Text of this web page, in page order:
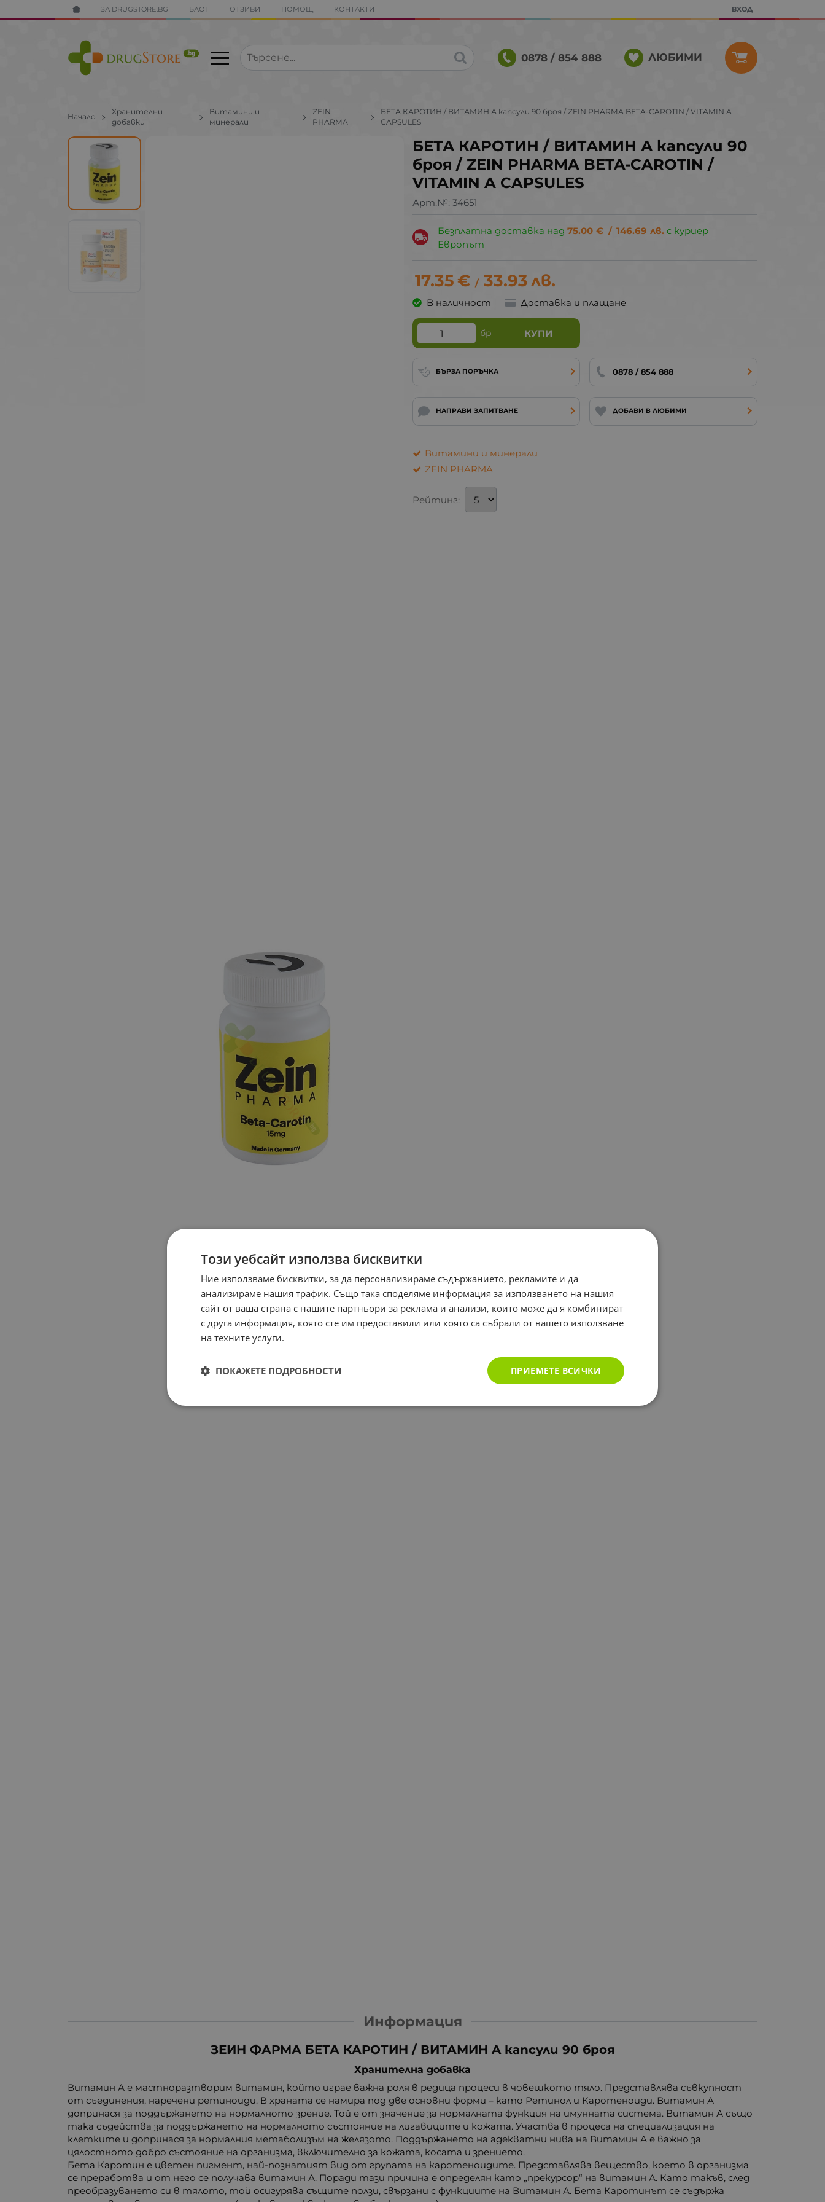
ЗА DRUGSTORE.BG БЛОГ ОТЗИВИ ПОМОЩ КОНТАКТИ ВХОД
0878 / 854 888 ЛЮБИМИ
Начало
Хранителни
добавки
Витамини и
минерали
ZEIN
PHARMA
БЕТА КАРОТИН / ВИТАМИН А капсули 90 броя / ZEIN PHARMA BETA-CAROTIN / VITAMIN A
CAPSULES
БЕТА КАРОТИН / ВИТАМИН А капсули 90
броя / ZEIN PHARMA BETA-CAROTIN /
VITAMIN A CAPSULES
Арт.№: 34651
Безплатна доставка над75.00 € / 146.69 лв. с куриер
Европът
17.35€ / 33.93лв.
В наличност Доставка и плащане
бр КУПИ
БЪРЗА ПОРЪЧКА 0878 / 854 888
НАПРАВИ ЗАПИТВАНЕ ДОБАВИ В ЛЮБИМИ
Витамини и минерали
ZEIN PHARMA
Рейтинг:
Информация
ЗЕИН ФАРМА БЕТА КАРОТИН / ВИТАМИН A капсули 90 броя
Хранителна добавка
Витамин А е мастноразтворим витамин, който играе важна роля в редица процеси в човешкото тяло. Представлява съвкупност
от съединения, наречени ретиноиди. В храната се намира под две основни форми – като Ретинол и Каротеноиди. Витамин А
допринася за поддържането на нормалното зрение. Той е от значение за нормалната функция на имунната система. Витамин А също
така съдейства за поддържането на нормалното състояние на лигавиците и кожата. Участва в процеса на специализация на
клетките и допринася за нормалния метаболизъм на желязото. Поддържането на адекватни нива на Витамин А е важно за
цялостното добро състояние на организма, включително за кожата, косата и зрението.
Бета Каротин е цветен пигмент, най-познатият вид от групата на каротеноидите. Представлява вещество, което в организма
се преработва и от него се получава витамин А. Поради тази причина е определян като „прекурсор“ на витамин А. Като такъв, след
преобразуването си в тялото, той осигурява същите ползи, свързани с функциите на Витамин А. Бета Каротинът се съдържа
Този уебсайт използва бисквитки
Ние използваме бисквитки, за да персонализираме съдържанието, рекламите и да
анализираме нашия трафик. Също така споделяме информация за използването на нашия
сайт от ваша страна с нашите партньори за реклама и анализи, които може да я комбинират
с друга информация, която сте им предоставили или която са събрали от вашето използване
на техните услуги.
ПРИЕМЕТЕ ВСИЧКИ
ПОКАЖЕТЕ ПОДРОБНОСТИ